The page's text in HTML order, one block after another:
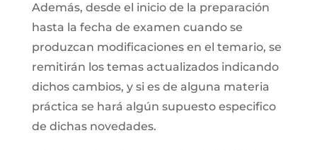
Además, desde el inicio de la preparación
hasta la fecha de examen cuando se
produzcan modificaciones en el temario, se
remitirán los temas actualizados indicando
dichos cambios, y si es de alguna materia
práctica se hará algún supuesto especifico
de dichas novedades.